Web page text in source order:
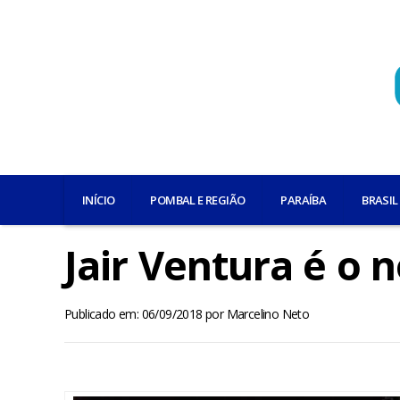
INÍCIO POMBAL E REGIÃO PARAÍBA BRASIL
Jair Ventura é o
Publicado em: 06/09/2018 porMarcelino Neto